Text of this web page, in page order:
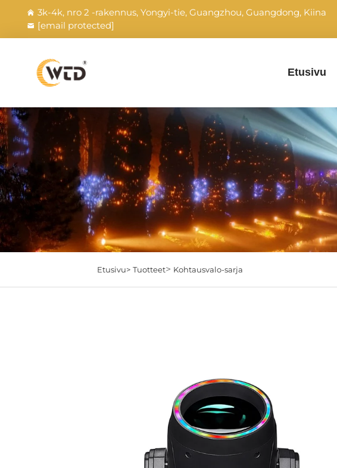
3k-4k, nro 2 -rakennus, Yongyi-tie, Guangzhou, Guangdong, Kiina
[email protected]
Etusivu
Etusivu> Tuotteet> Kohtausvalo-sarja